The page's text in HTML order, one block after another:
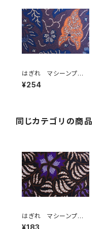
はぎれ マシーンプリ
ント
¥254
同じカテゴリの商品
はぎれ マシーンプリ
ント